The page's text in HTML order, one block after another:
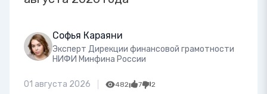
Софья Караяни
Эксперт Дирекции финансовой грамотности
НИФИ Минфина России
01 августа 2026 482 7 2